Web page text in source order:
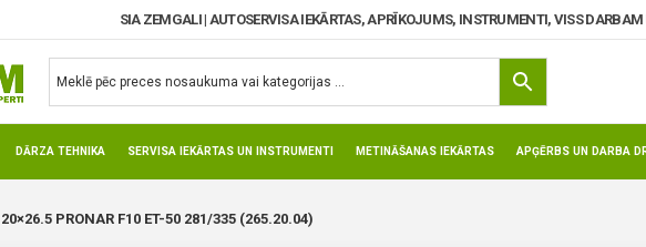
SIA ZEMGALI | AUTOSERVISA IEKĀRTAS, APRĪKOJUMS, INSTRUMENTI, VISS
DĀRZA TEHNIKA SERVISA IEKĀRTAS UN INSTRUMENTI METINĀŠANAS IEKĀRTAS APĢĒRBS UN DARBA
20×26.5 PRONAR F10 ET-50 281/335 (265.20.04)